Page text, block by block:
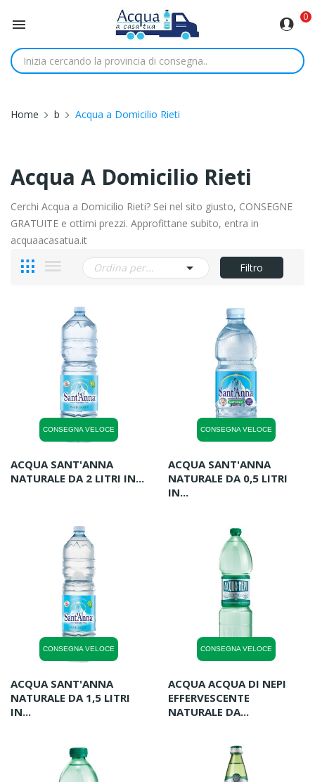

0
Home b Acqua a Domicilio Rieti
Acqua A Domicilio Rieti
Cerchi Acqua a Domicilio Rieti? Sei nel sito giusto, CONSEGNE
GRATUITE e ottimi prezzi. Approfittane subito, entra in
acquaacasatua.it
Ordina per...  Filtro
CONSEGNA VELOCE
ACQUA SANT'ANNA
NATURALE DA 2 LITRI IN...
CONSEGNA VELOCE
ACQUA SANT'ANNA
NATURALE DA 0,5 LITRI
IN...
CONSEGNA VELOCE
ACQUA SANT'ANNA
NATURALE DA 1,5 LITRI
IN...
CONSEGNA VELOCE
ACQUA ACQUA DI NEPI
EFFERVESCENTE
NATURALE DA...